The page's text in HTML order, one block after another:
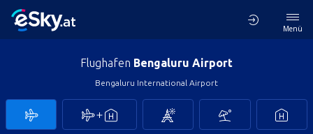
Menü
Flughafen Bengaluru Airport
Bengaluru International Airport